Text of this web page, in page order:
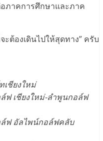
ภาคการศึกษาและภาค
ต้องเดินไปให้สุดทาง” ครับ
เชียงใหม่
ฟ เชียงใหม่-ลำพูนกอล์ฟ
ฟ อัลไพน์กอล์ฟคลับ